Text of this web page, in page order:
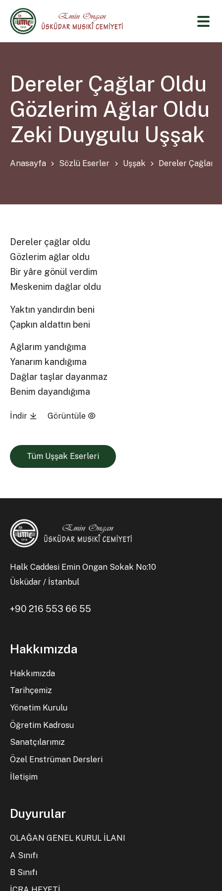
Dereler Çağlar Oldu
Gözlerim Ağlar Oldu
Zeki Duygulu Uşşak
Anasayfa Sözlü Eserler Uşşak Dereler Çağlar
Dereler çağlar oldu
Gözlerim ağlar oldu
Bir yâre gönül verdim
Meskenim dağlar oldu
Yaktın yandırdın beni
Çapkın aldattın beni
Ağlarım yandığıma
Yanarım kandığıma
Dağlar taşlar dayanmaz
Benim dayandığıma
İndir Görüntüle
Tüm Uşşak Eserleri
Halk Caddesi Emin Ongan Sokak No:10
Üsküdar / İstanbul
+90 216 553 66 55
Hakkımızda
Hakkımızda
Tarihçemiz
Yönetim Kurulu
Öğretim Kadrosu
Sanatçılarımız
Özel Enstrüman Dersleri
İletişim
Duyurular
OLAĞAN GENEL KURUL İLANI
A Sınıfı
B Sınıfı